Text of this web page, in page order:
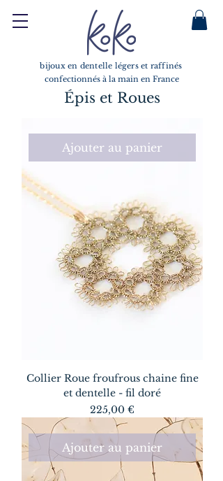
bijoux en dentelle légers et raffinés
confectionnés à la main en France
Ajouter au panier
Collier Roue froufrous chaine fine
et dentelle - fil doré
Prix
225,00 €
Ajouter au panier
Épis et Roues